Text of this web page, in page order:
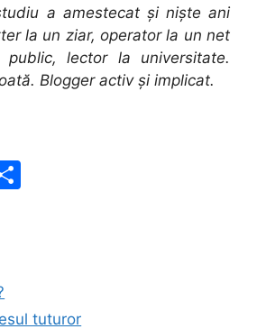
a amestecat și niște ani
la un ziar, operator la un net
public, lector la universitate.
Blogger activ și implicat.
tuturor